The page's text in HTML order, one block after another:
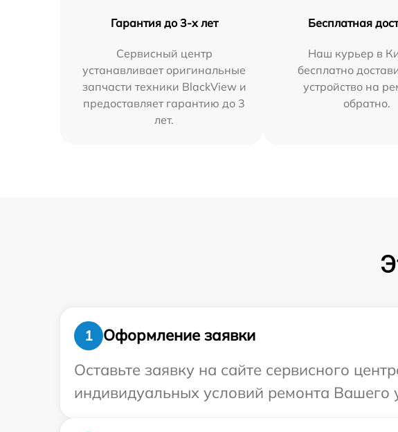
Гарантия до 3-х лет
Сервисный центр
устанавливает оригинальные
запчасти техники BlackView и
предоставляет гарантию до 3
лет.
Бесплатная
Наш курьер в
бесплатно
устройство на
обратно.
1
Оформление заявки
Оставьте заявку на сайте сервисного
индивидуальных условий ремонта Вашего